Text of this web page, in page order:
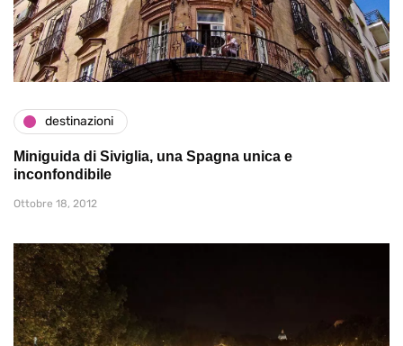
destinazioni
Miniguida di Siviglia, una Spagna unica e
inconfondibile
Ottobre 18, 2012